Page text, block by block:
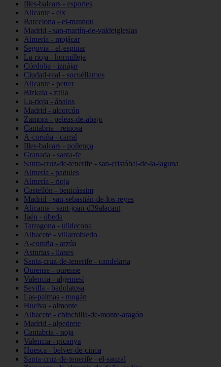
Illes-balears - esporles
Alicante - elx
Barcelona - el-masnou
Madrid - san-martín-de-valdeiglesias
Almería - mojácar
Segovia - el-espinar
La-rioja - hormilleja
Córdoba - iznájar
Ciudad-real - socuéllamos
Alicante - petrer
Bizkaia - zalla
La-rioja - ábalos
Madrid - alcorcón
Zamora - peleas-de-abajo
Cantabria - reinosa
A-coruña - carral
Illes-balears - pollença
Granada - santa-fe
Santa-cruz-de-tenerife - san-cristóbal-de-la-laguna
Almería - padules
Almería - rioja
Castellón - benicàssim
Madrid - san-sebastián-de-los-reyes
Alicante - sant-joan-d39alacant
Jaén - úbeda
Tarragona - ulldecona
Albacete - villarrobledo
A-coruña - arzúa
Asturias - llanes
Santa-cruz-de-tenerife - candelaria
Ourense - ourense
Valencia - algemesí
Sevilla - badolatosa
Las-palmas - mogán
Huelva - almonte
Albacete - chinchilla-de-monte-aragón
Madrid - alpedrete
Cantabria - noja
Valencia - picanya
Huesca - belver-de-cinca
Santa-cruz-de-tenerife - el-sauzal